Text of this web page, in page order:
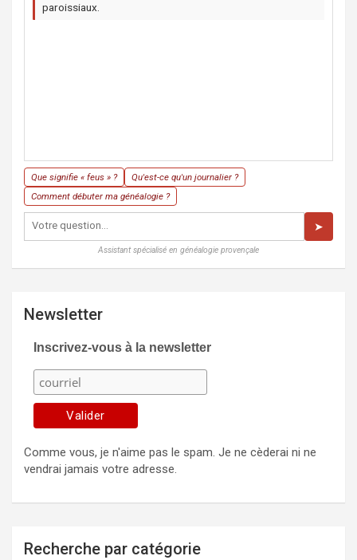
paroissiaux.
Que signifie « feus » ?
Qu'est-ce qu'un journalier ?
Comment débuter ma généalogie ?
➤
Assistant spécialisé en généalogie provençale
Newsletter
Inscrivez-vous à la newsletter
Comme vous, je n'aime pas le spam. Je ne cèderai ni ne
vendrai jamais votre adresse.
Recherche par catégorie